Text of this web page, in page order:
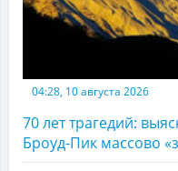
04:28, 10 августа 2026
70 лет трагедий:
Броуд-Пик массово